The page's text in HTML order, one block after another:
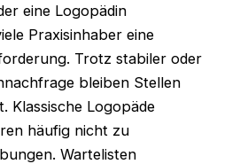
eine Logopädin
Praxisinhaber eine
Trotz stabiler oder
bleiben Stellen
Klassische Logopäde
häufig nicht zu
Wartelisten